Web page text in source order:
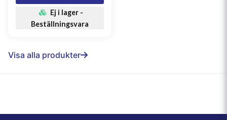
Ej i lager -
Beställningsvara
Visa alla produkter